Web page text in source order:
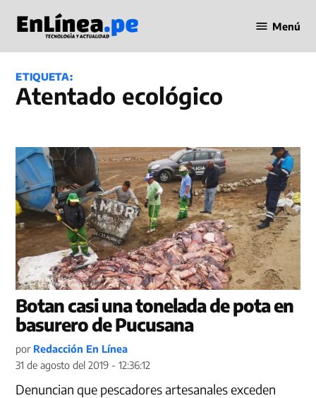
contenido
en Línea
Menú
ETIQUETA:
atentado ecológico
Botan casi una tonelada de pota en
basurero de Pucusana
por Redacción En Línea
31 de agosto del 2019 - 12:36:12
Denuncian que pescadores artesanales exceden